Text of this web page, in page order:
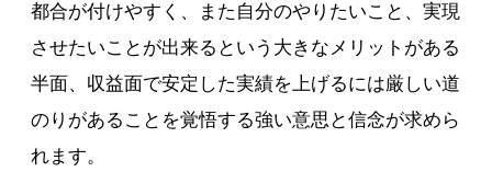
都合が付けやすく、また自分のやりたいこと、実現
させたいことが出来るという大きなメリットがある
半面、収益面で安定した実績を上げるには厳しい道
のりがあることを覚悟する強い意思と信念が求めら
れます。